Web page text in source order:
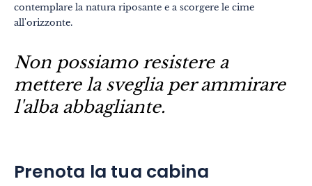
contemplare la natura riposante e a scorgere le cime
all'orizzonte.
Non possiamo resistere a
mettere la sveglia per ammirare
l'alba abbagliante.
Prenota la tua cabina